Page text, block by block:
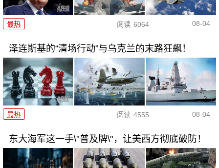
最热 阅读 6064 08-04
泽连斯基的“清场行动”与乌克兰的末路狂飙！
最热 阅读 4555 08-04
东大海军这一手\"普及牌\"，让美西方彻底破防！